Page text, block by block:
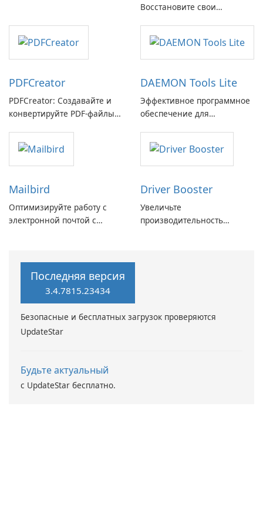
Восстановите свои
с легкостью
PDFCreator
PDFCreator: Создавайте и
конвертируйте PDF-файлы с
DAEMON Tools Lite
Эффективное программное
обеспечение для
Mailbird
Оптимизируйте работу с
электронной почтой с
Driver Booster
Увеличьте
производительность
Последняя версия
3.4.7815.23434
Безопасные и бесплатных загрузок проверяются
UpdateStar
Будьте актуальный
с UpdateStar бесплатно.